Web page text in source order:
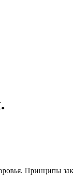
Принципы